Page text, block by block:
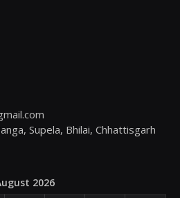
Supela, Bhilai, Chhattisgarh
2026